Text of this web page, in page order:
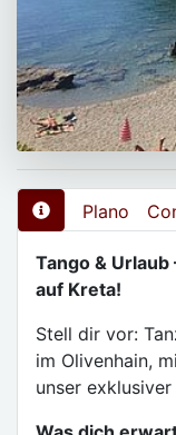
Plano
Tango &
auf Kreta!
Stell dir vor:
im Olivenhain,
unser